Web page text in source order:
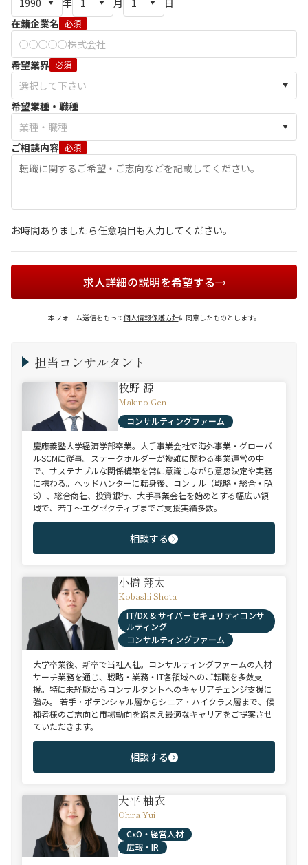
年 月
日
在籍企業名 必須
希望業界 必須
希望業種・職種
ご相談内容 必須
お時間ありましたら任意項目も入力してください。
求人詳細の説明を希望する
本フォーム送信をもって個人情報保護方針に同意したものとします。
担当コンサルタント
牧野 源
Makino Gen
コンサルティングファーム
慶應義塾大学経済学部卒業。大手事業会社で海外事業・グローバ
ルSCMに従事。ステークホルダーが複雑に関わる事業運営の中
で、サステナブルな関係構築を常に意識しながら意思決定や実務
に携わる。ヘッドハンターに転身後、コンサル（戦略・総合・FA
S）、総合商社、投資銀行、大手事業会社を始めとする幅広い領
域で、若手～エグゼクティブまでご支援実績多数。
相談する
小橋 翔太
Kobashi Shota
IT/DX & サイバーセキュリティコンサ
ルティング
コンサルティングファーム
大学卒業後、新卒で当社入社。コンサルティングファームの人材
サーチ業務を通じ、戦略・業務・IT各領域へのご転職を多数支
援。特に未経験からコンサルタントへのキャリアチェンジ支援に
強み。 若手・ポテンシャル層からシニア・ハイクラス層まで、候
補者様のご志向と市場動向を踏まえ最適なキャリアをご提案させ
ていただきます。
相談する
大平 柚衣
Ohira Yui
CxO・経営人材
広報・IR